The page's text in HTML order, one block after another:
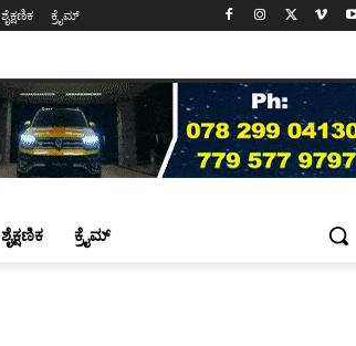
ಶೈಕ್ಷಣಿಕ ಕ್ರೈಮ್
ಶೈಕ್ಷಣಿಕ ಕ್ರೈಮ್